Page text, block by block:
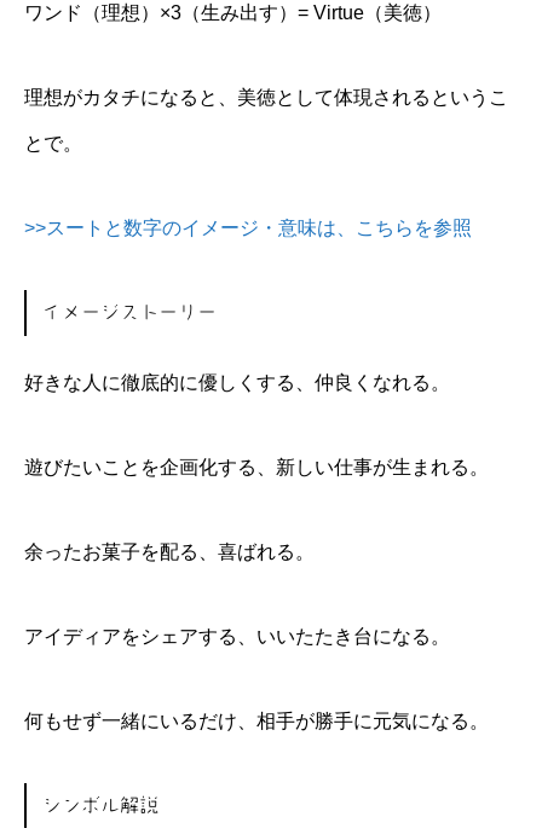
ワンド（理想）×3（生み出す）= Virtue（美徳）
理想がカタチになると、美徳として体現されるというこ
とで。
>>スートと数字のイメージ・意味は、こちらを参照
イメージストーリー
好きな人に徹底的に優しくする、仲良くなれる。
遊びたいことを企画化する、新しい仕事が生まれる。
余ったお菓子を配る、喜ばれる。
アイディアをシェアする、いいたたき台になる。
何もせず一緒にいるだけ、相手が勝手に元気になる。
シンボル解説